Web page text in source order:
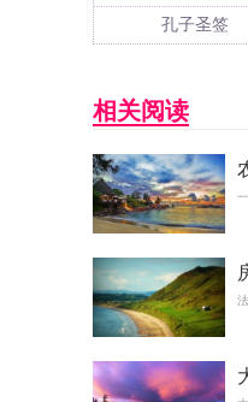
孔子圣签
相关阅读